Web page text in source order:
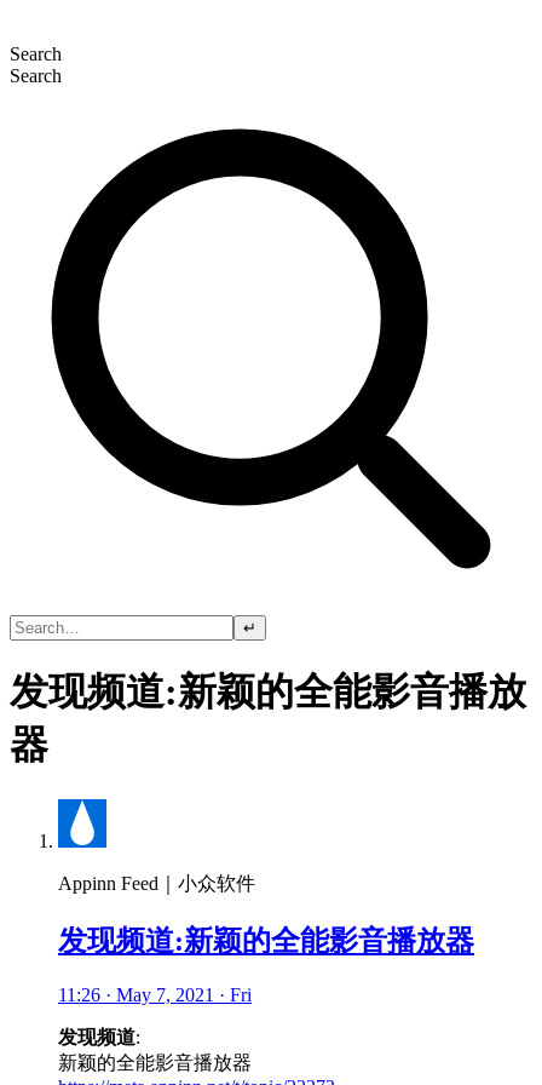
Search
Search
↵
发现频道:新颖的全能影音播放
器
Appinn Feed｜小众软件
发现频道:新颖的全能影音播放器
11:26 · May 7, 2021 · Fri
发现频道:
新颖的全能影音播放器